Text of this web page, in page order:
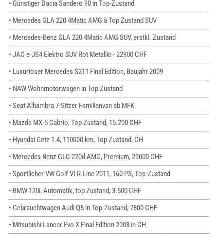
• Günstiger Dacia Sandero 90 in Top-Zustand
• Mercedes GLA 220 4Matic AMG â Top Zustand SUV
• Mercedes-Benz GLA 220 4Matic AMG SUV, erstkl. Zustand
• JAC e-JS4 Elektro SUV Rot Metallic - 22900 CHF
• Luxuriöser Mercedes S211 Final Edition, Baujahr 2009
• NAW Wohnmotorwagen in Top Zustand
• Seat Alhambra 7-Sitzer Familienvan ab MFK
• Mazda MX-5 Cabrio, Top Zustand, 15.200 CHF
• Hyundai Getz 1.4, 110000 km, Top Zustand, CH
• Mercedes Benz GLC 220d AMG, Premium, 29000 CHF
• Sportlicher VW Golf VI R-Line 2011, 160 PS, Top-Zustand
• BMW 120i, Automatik, top Zustand, 3.500 CHF
• Gebrauchtwagen Audi Q5 in Top-Zustand, 7800 CHF
• Mitsubishi Lancer Evo X Final Edition 2008 in CH